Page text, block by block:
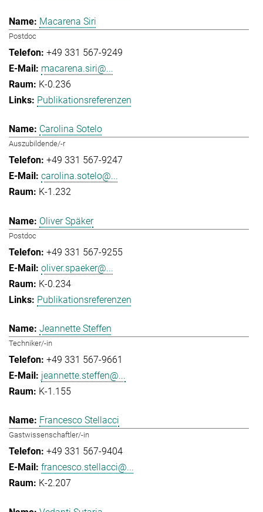
Macarena Siri
Postdoc
+49 331 567-9249
macarena.siri@...
K-0.236
Publikationsreferenzen
Carolina Sotelo
Auszubildende/-r
+49 331 567-9247
carolina.sotelo@...
K-1.232
Oliver Späker
Postdoc
+49 331 567-9255
oliver.spaeker@...
K-0.234
Publikationsreferenzen
Jeannette Steffen
Techniker/-in
+49 331 567-9661
jeannette.steffen@...
K-1.155
Francesco Stellacci
Gastwissenschaftler/-in
+49 331 567-9404
francesco.stellacci@...
K-2.207